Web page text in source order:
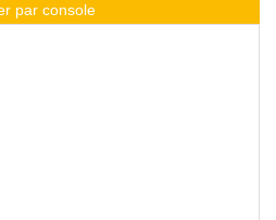
par console